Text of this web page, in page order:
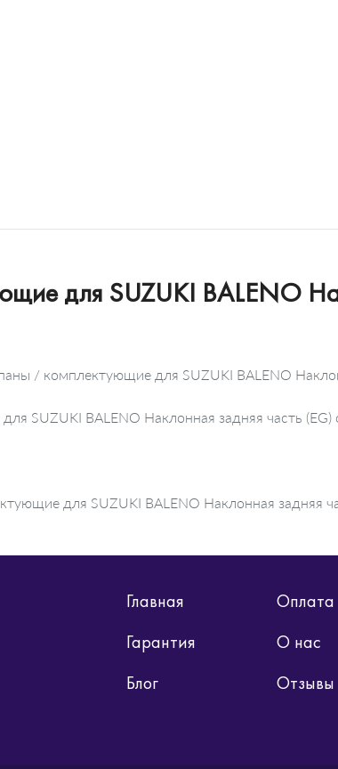
для SUZUKI BALENO
/ комплектующие для SUZUKI BALENO
SUZUKI BALENO Наклонная задняя часть (EG)
для SUZUKI BALENO Наклонная задняя
Главная
Оплата
Гарантия
О нас
Блог
Отзывы